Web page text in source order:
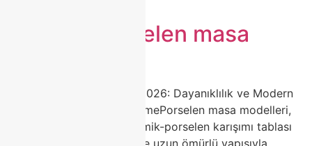
Modern porselen masa
Porselen Masa Modelleri 2026: Dayanıklılık ve Modern
Estetiğin Zirvesi | ClasshomePorselen masa modelleri,
yüksek ısıda pişirilen seramik-porselen karışımı tablası